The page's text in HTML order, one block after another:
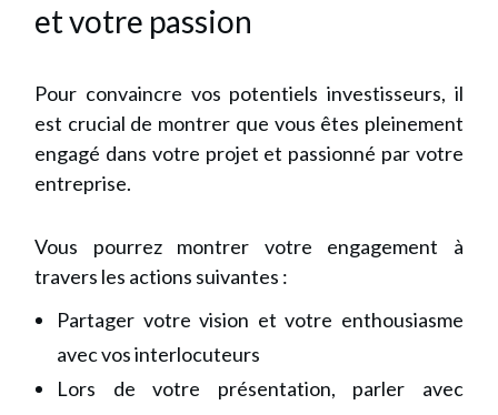
et votre passion
Pour convaincre vos potentiels investisseurs, il
est crucial de montrer que vous êtes pleinement
engagé dans votre projet et passionné par votre
entreprise.
Vous pourrez montrer votre engagement à
travers les actions suivantes :
Partager votre vision et votre enthousiasme
avec vos interlocuteurs
Lors de votre présentation, parler avec